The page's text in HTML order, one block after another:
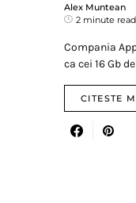
Alex Muntean
2 minute read
Compania
ca cei 16 Gb
CITESTE